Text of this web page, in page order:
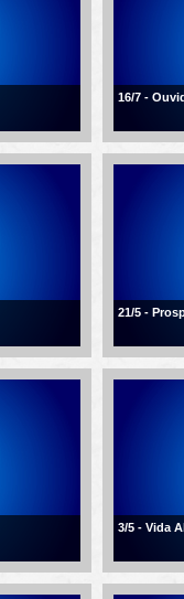
16/7 -
21/5 -
3/5 - Vida